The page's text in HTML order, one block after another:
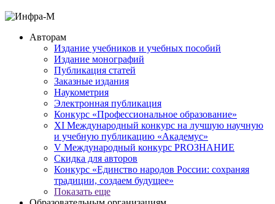
Авторам
Издание учебников и учебных пособий
Издание монографий
Публикация статей
Заказные издания
Наукометрия
Электронная публикация
Конкурс «Профессиональное образование»
XI Международный конкурс на лучшую научную
и учебную публикацию «Академус»
V Международный конкурс PROЗНАНИЕ
Скидка для авторов
Конкурс «Единство народов России: сохраняя
традиции, создаем будущее»
Показать еще